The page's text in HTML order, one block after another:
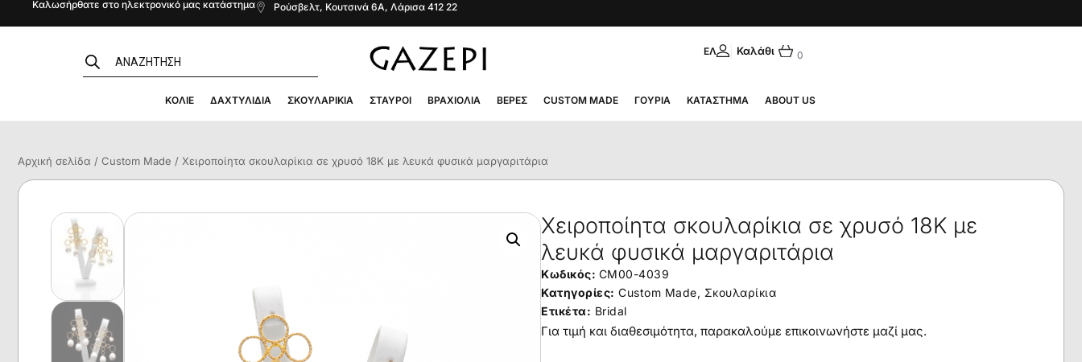
Καλωσήρθατε στο ηλεκτρονικό μας κατάστημα Ρούσβελτ, Κουτσινά 6Α, Λάρισα 412 22
ΕΛΛΗΝΙΚΆ 0
ΚΟΛΙΈ ΔΑΧΤΥΛΊΔΙΑ ΣΚΟΥΛΑΡΊΚΙΑ ΣΤΑΥΡΟΊ ΒΡΑΧΙΌΛΙΑ ΒΈΡΕΣ CUSTOM MADE ΓΟΎΡΙΑ ΚΑΤΆΣΤΗΜΑ ABOUT US
Αρχική σελίδα / Custom Made / Χειροποίητα σκουλαρίκια σε χρυσό 18Κ με λευκά φυσικά μαργαριτάρια
Χειροποίητα σκουλαρίκια σε χρυσό 18Κ με
λευκά φυσικά μαργαριτάρια
Κωδικός: CM00-4039
Κατηγορίες: Custom Made, Σκουλαρίκια
Ετικέτα: Bridal
Για τιμή και διαθεσιμότητα, παρακαλούμε επικοινωνήστε μαζί μας.